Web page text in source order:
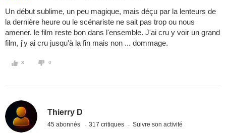
Un début sublime, un peu magique, mais déçu par la lenteurs de
la dernière heure ou le scénariste ne sait pas trop ou nous
amener. le film reste bon dans l'ensemble. J'ai cru y voir un grand
film, j'y ai cru jusqu'à la fin mais non ... dommage.
3 0
Thierry D
45 abonnés 317 critiques Suivre son activité